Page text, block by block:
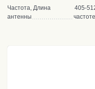
Частота, Длина
антенны
405-
частоте